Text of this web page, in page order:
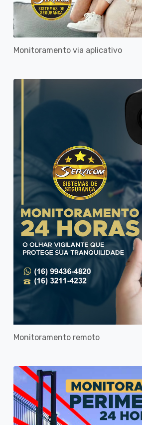
Monitoramento via aplicativo
Monitoramento remoto